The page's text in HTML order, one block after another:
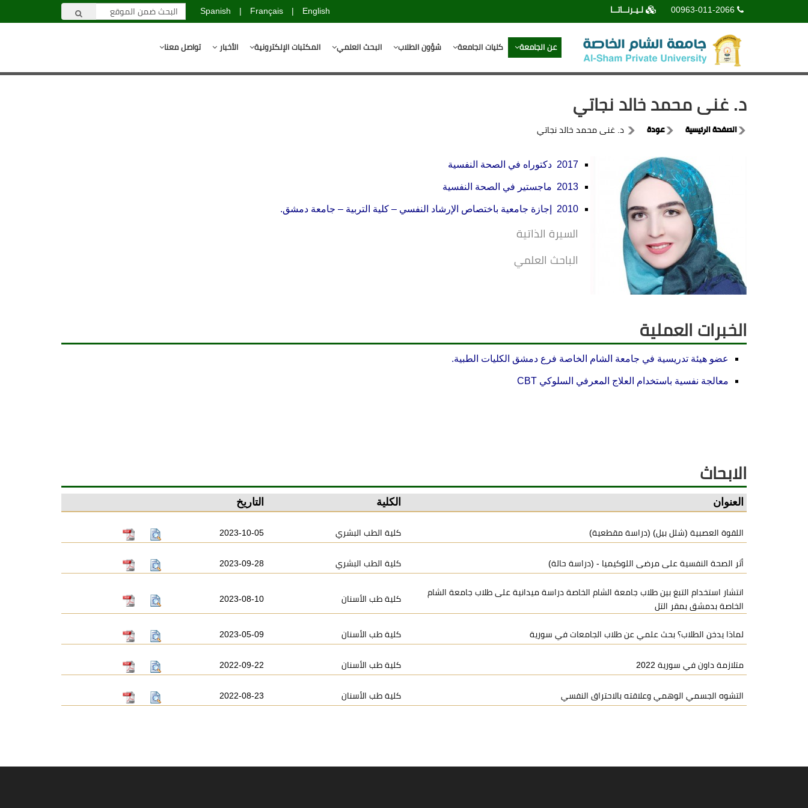
00963-011-2066 لـيـرنــاتــا English
|
Français
|
Spanish
عن الجامعة كليات الجامعة شؤون الطلاب البحث العلمي المكتبات الإلكترونية الأخبار تواصل معنا
د. غنى محمد خالد نجاتي
الصفحة الرئيسية عودة د. غنى محمد خالد نجاتي
2017 دكتوراه في الصحة النفسية
2013 ماجستير في الصحة النفسية
2010 إجازة جامعية باختصاص الإرشاد النفسي – كلية التربية – جامعة دمشق.
السيرة الذاتية
الباحث العلمي
الخبرات العملية
عضو هيئة تدريسية في جامعة الشام الخاصة فرع دمشق الكليات الطبية.
معالجة نفسية باستخدام العلاج المعرفي السلوكي CBT
الابحاث
العنوان الكلية التاريخ
اللقوة العصبية (شلل بيل) (دراسة مقطعية) كلية الطب البشري 2023-10-05
أثر الصحة النفسية على مرضى اللوكيميا - (دراسة حالة) كلية الطب البشري 2023-09-28
انتشار استخدام التبغ بين طلاب جامعة الشام الخاصة دراسة ميدانية على طلاب جامعة الشام
الخاصة بدمشق بمقر التل
كلية طب الأسنان 2023-08-10
لماذا يدخن الطلاب؟ بحث علمي عن طلاب الجامعات في سورية كلية طب الأسنان 2023-05-09
متلازمة داون في سورية 2022 كلية طب الأسنان 2022-09-22
التشوه الجسمي الوهمي وعلاقته بالاحتراق النفسي كلية طب الأسنان 2022-08-23